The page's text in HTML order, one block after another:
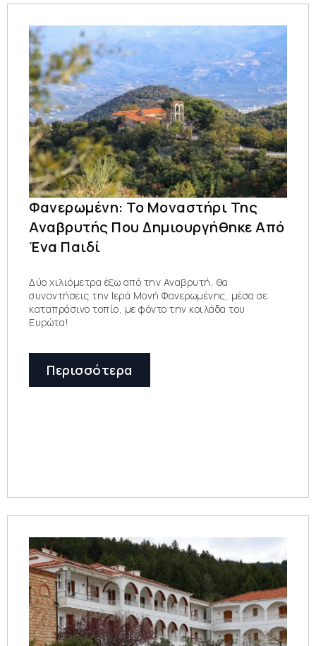
Φανερωμένη: Το Μοναστήρι Της
Αναβρυτής Που Δημιουργήθηκε Από
Ένα Παιδί
Δύο χιλιόμετρα έξω από την Αναβρυτή, θα
συναντήσεις την Ιερά Μονή Φανερωμένης, μέσα σε
καταπράσινο τοπίο, με φόντο την κοιλάδα του
Ευρώτα!
Περισσότερα